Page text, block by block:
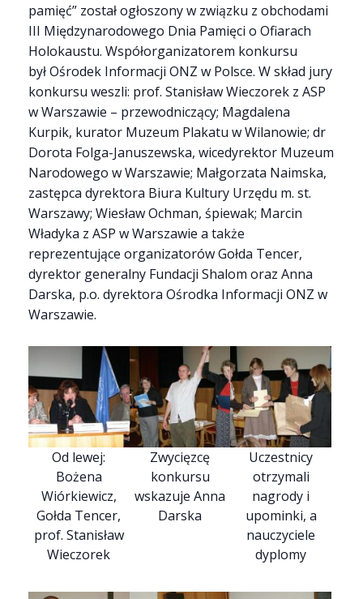
pamięć” został ogłoszony w związku z obchodami
III Międzynarodowego Dnia Pamięci o Ofiarach
Holokaustu. Współorganizatorem konkursu
był Ośrodek Informacji ONZ w Polsce. W skład jury
konkursu weszli: prof. Stanisław Wieczorek z ASP
w Warszawie – przewodniczący; Magdalena
Kurpik, kurator Muzeum Plakatu w Wilanowie; dr
Dorota Folga-Januszewska, wicedyrektor Muzeum
Narodowego w Warszawie; Małgorzata Naimska,
zastępca dyrektora Biura Kultury Urzędu m. st.
Warszawy; Wiesław Ochman, śpiewak; Marcin
Władyka z ASP w Warszawie a także
reprezentujące organizatorów Gołda Tencer,
dyrektor generalny Fundacji Shalom oraz Anna
Darska, p.o. dyrektora Ośrodka Informacji ONZ w
Warszawie.
Od lewej:
Bożena
Wiórkiewicz,
Gołda Tencer,
prof. Stanisław
Wieczorek
Zwycięzcę
konkursu
wskazuje Anna
Darska
Uczestnicy
otrzymali
nagrody i
upominki, a
nauczyciele
dyplomy